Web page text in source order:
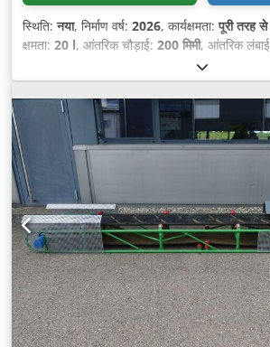
स्थिति:नया, निर्माण वर्ष: 2026, कार्यक्षमता:पूरी तरह से
क्षमता: 20 l, आंतरिक चौड़ाई: 200 मिमी, आंतरिक